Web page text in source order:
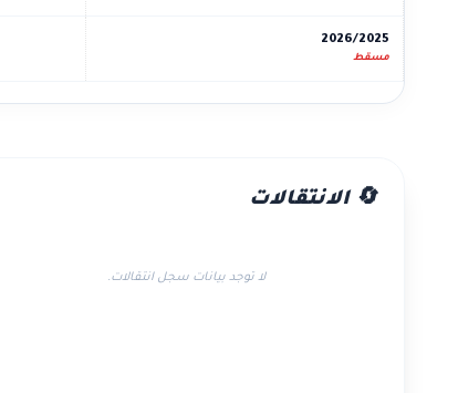
2026/2025
مسقط
🔄 الانتقالات
لا توجد بيانات سجل انتقالات.